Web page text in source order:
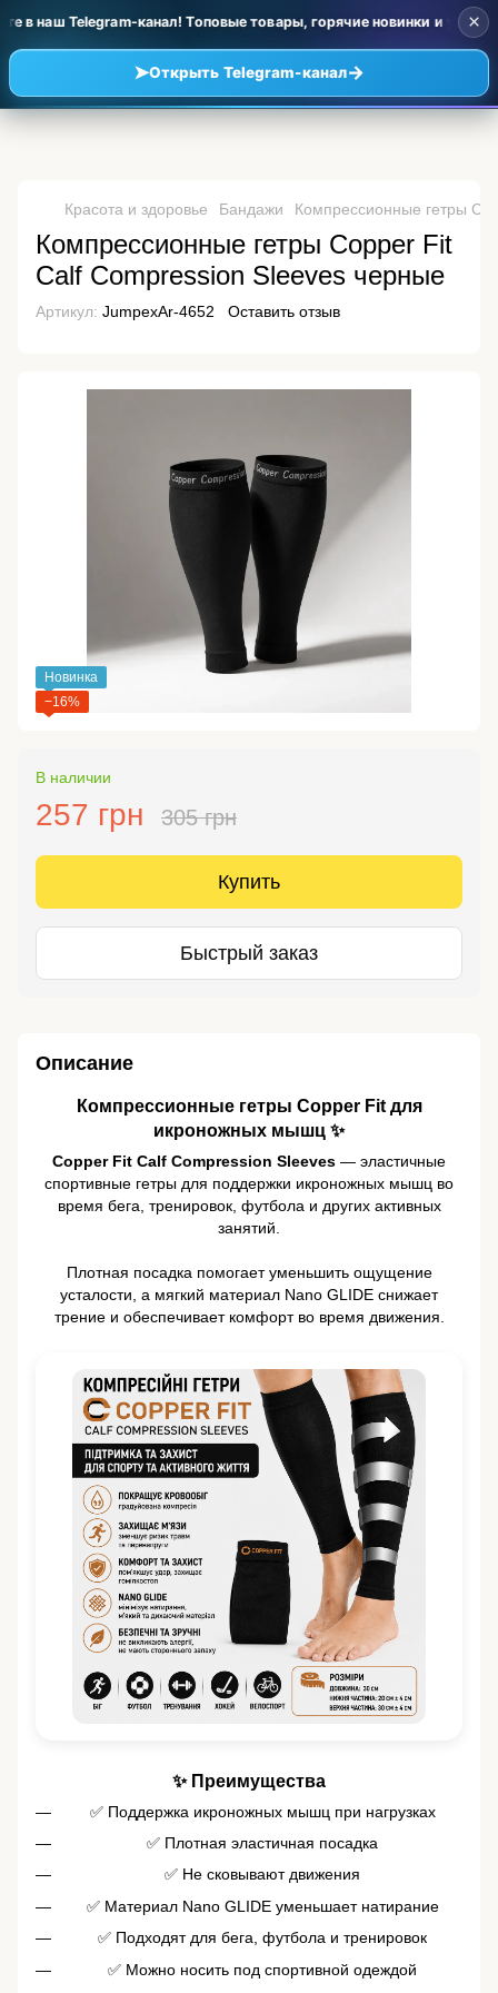
в наш Telegram-канал! Топовые товары, горячие новинки и
➤Открыть Telegram-канал→
×
Красота и здоровье Бандажи Компрессионные гетры
Компрессионные гетры Copper Fit
Calf Compression Sleeves черные
Артикул: JumpexAr-4652 Оставить отзыв
Новинка
−16%
В наличии
257 грн 305 грн
Купить
Быстрый заказ
Описание
Компрессионные гетры Copper Fit для
икроножных мышц ✨
Copper Fit Calf Compression Sleeves — эластичные
спортивные гетры для поддержки икроножных мышц во
время бега, тренировок, футбола и других активных
занятий.
Плотная посадка помогает уменьшить ощущение
усталости, а мягкий материал Nano GLIDE снижает
трение и обеспечивает комфорт во время движения.
✨ Преимущества
✅ Поддержка икроножных мышц при нагрузках
✅ Плотная эластичная посадка
✅ Не сковывают движения
✅ Материал Nano GLIDE уменьшает натирание
✅ Подходят для бега, футбола и тренировок
✅ Можно носить под спортивной одеждой